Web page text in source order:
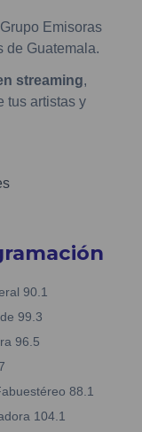
Emisoras
de Guatemala.
streaming,
tus artistas y
90.1
99.3
96.5
88.1
104.1